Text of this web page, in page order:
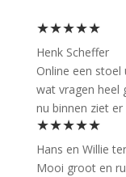
★★★★★
Henk Scheffer
Online een
wat vragen heel
nu binnen ziet
★★★★★
Hans en Willie
Mooi groot en